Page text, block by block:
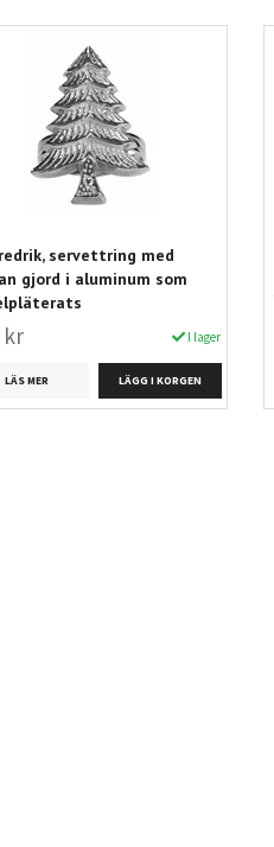
servettring med
gjord i aluminum som
kr I lager
LÄS MER